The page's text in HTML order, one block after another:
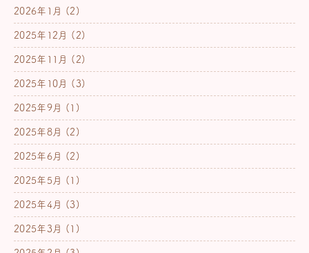
2026年1月 (2)
2025年12月 (2)
2025年11月 (2)
2025年10月 (3)
2025年9月 (1)
2025年8月 (2)
2025年6月 (2)
2025年5月 (1)
2025年4月 (3)
2025年3月 (1)